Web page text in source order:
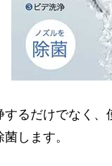
るだけでなく
します。